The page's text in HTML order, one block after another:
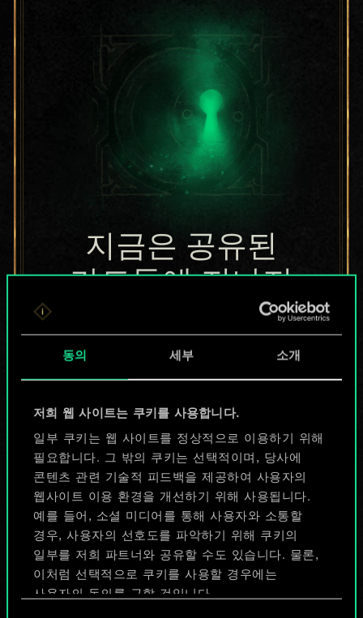
동의 세부 소개
저희 웹 사이트는 쿠키를 사용합니다.
일부 쿠키는 웹 사이트를 정상적으로 이용하기 위해
필요합니다. 그 밖의 쿠키는 선택적이며, 당사에
콘텐츠 관련 기술적 피드백을 제공하여 사용자의
웹사이트 이용 환경을 개선하기 위해 사용됩니다.
예를 들어, 소셜 미디어를 통해 사용자와 소통할
경우, 사용자의 선호도를 파악하기 위해 쿠키의
일부를 저희 파트너와 공유할 수도 있습니다. 물론,
이처럼 선택적으로 쿠키를 사용할 경우에는
사용자의 동의를 구할 것입니다.
지금은 공유된
카드들에 지나지
무궁무진한
가능성을 가지고
있습니다!
덱 이름 짓기 & 가이드 작성하기
덱 편집
또는